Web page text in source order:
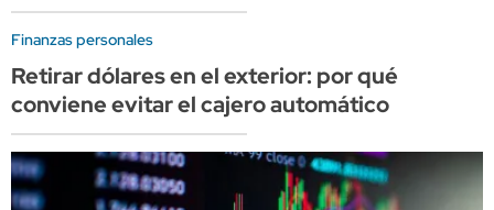
Finanzas personales
Retirar dólares en el exterior: por qué
conviene evitar el cajero automático